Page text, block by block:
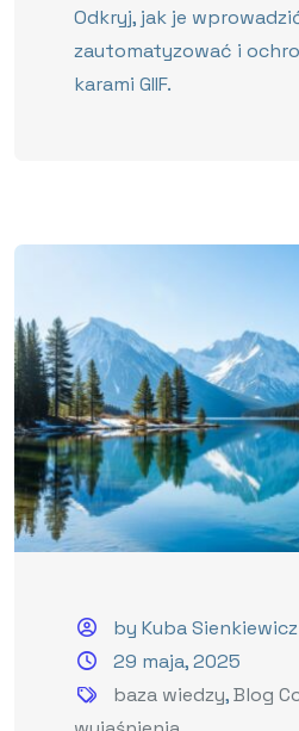
Odkryj, jak je
zautomatyzować i
karami GIIF.
by Kuba Sienkiewicz
29 maja, 2025
baza wiedzy,Blog